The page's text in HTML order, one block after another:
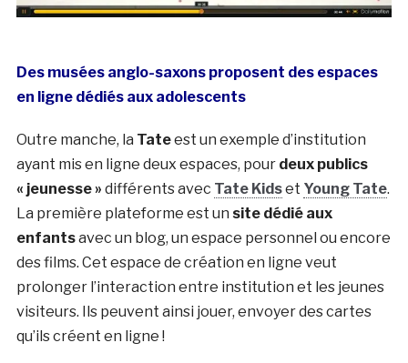
Des musées anglo-saxons proposent des espaces
en ligne dédiés aux adolescents
Outre manche, la Tateest un exemple d’institution
ayant mis en ligne deux espaces, pour deux publics
« jeunesse » différents avec Tate Kidset Young Tate.
La première plateforme est un site dédié aux
enfantsavec un blog, un espace personnel ou encore
des films. Cet espace de création en ligne veut
prolonger l’interaction entre institution et les jeunes
visiteurs. Ils peuvent ainsi jouer, envoyer des cartes
qu’ils créent en ligne !